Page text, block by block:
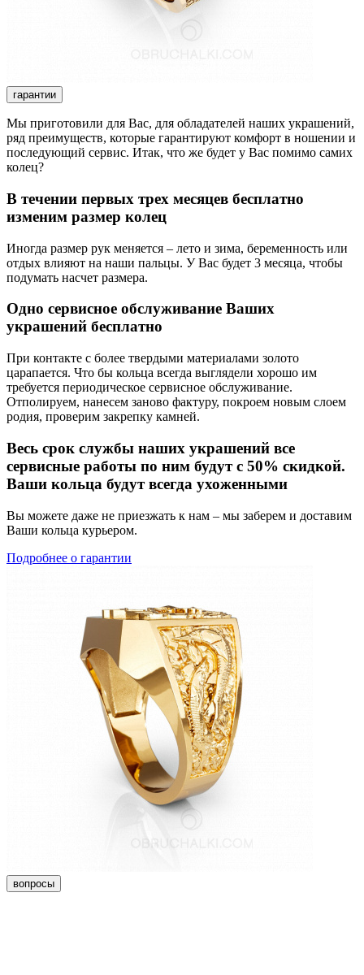
гарантии
Мы приготовили для Вас, для обладателей наших украшений,
ряд преимуществ, которые гарантируют комфорт в ношении и
последующий сервис. Итак, что же будет у Вас помимо самих
колец?
В течении первых трех месяцев бесплатно
изменим размер колец
Иногда размер рук меняется – лето и зима, беременность или
отдых влияют на наши пальцы. У Вас будет 3 месяца, чтобы
подумать насчет размера.
Одно сервисное обслуживание Ваших
украшений бесплатно
При контакте с более твердыми материалами золото
царапается. Что бы кольца всегда выглядели хорошо им
требуется периодическое сервисное обслуживание.
Отполируем, нанесем заново фактуру, покроем новым слоем
родия, проверим закрепку камней.
Весь срок службы наших украшений все
сервисные работы по ним будут с 50% скидкой.
Ваши кольца будут всегда ухоженными
Вы можете даже не приезжать к нам – мы заберем и доставим
Ваши кольца курьером.
Подробнее о гарантии
вопросы